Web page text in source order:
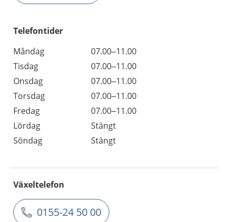
Telefontider
Måndag
07.00–11.00
Tisdag
07.00–11.00
Onsdag
07.00–11.00
Torsdag
07.00–11.00
Fredag
07.00–11.00
Lördag
Stängt
Söndag
Stängt
Växeltelefon
0155-24 50 00